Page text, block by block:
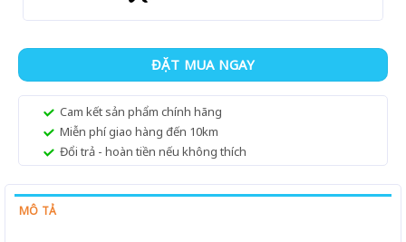
ĐẶT MUA NGAY
Cam kết sản phẩm chính hãng
Miễn phí giao hàng đến 10km
Đổi trả - hoàn tiền nếu không thích
MÔ TẢ